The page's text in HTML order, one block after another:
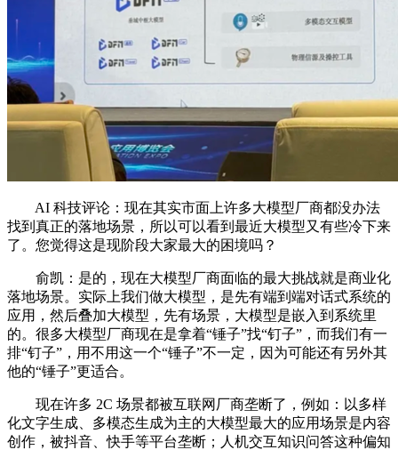
AI 科技评论：现在其实市面上许多大模型厂商都没办法
找到真正的落地场景，所以可以看到最近大模型又有些冷下来
了。您觉得这是现阶段大家最大的困境吗？
俞凯：是的，现在大模型厂商面临的最大挑战就是商业化
落地场景。实际上我们做大模型，是先有端到端对话式系统的
应用，然后叠加大模型，先有场景，大模型是嵌入到系统里
的。很多大模型厂商现在是拿着“锤子”找“钉子”，而我们有一
排“钉子”，用不用这一个“锤子”不一定，因为可能还有另外其
他的“锤子”更适合。
现在许多 2C 场景都被互联网厂商垄断了，例如：以多样
化文字生成、多模态生成为主的大模型最大的应用场景是内容
创作，被抖音、快手等平台垄断；人机交互知识问答这种偏知